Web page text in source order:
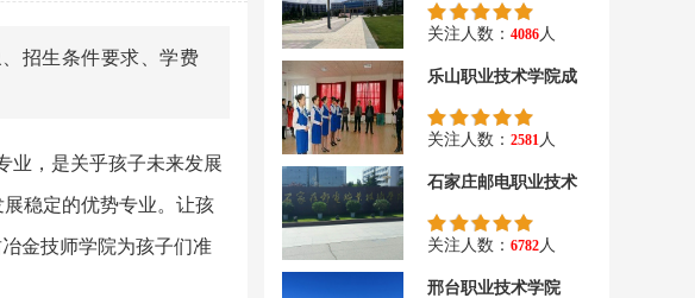
招生条件要求、学费
业，是关乎孩子未来发展
稳定的优势专业。让孩
金技师学院为孩子们准
关注人数： 4086人
乐山职业技术学院成
关注人数： 2581人
石家庄邮电职业技术
关注人数： 6782人
邢台职业技术学院